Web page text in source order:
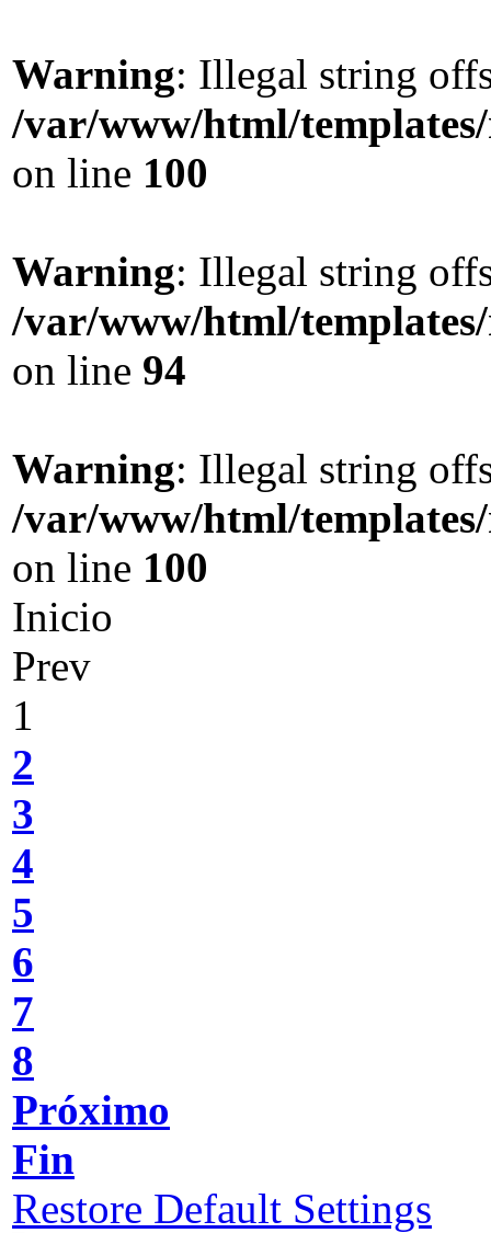
Warning: Illegal string
/var/www/html/
on line 100
Warning: Illegal string
/var/www/html/
on line 94
Warning: Illegal string
/var/www/html/
on line 100
Inicio
Prev
1
2
3
4
5
6
7
8
Próximo
Fin
Restore Default Settings